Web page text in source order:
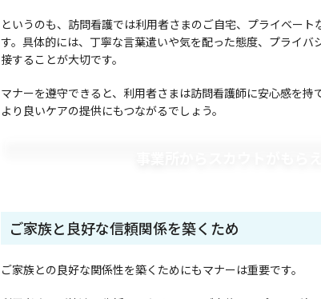
というのも、訪問看護では利用者さまのご自宅、プライベート
す。具体的には、丁寧な言葉遣いや気を配った態度、プライバ
接することが大切です。
マナーを遵守できると、利用者さまは訪問看護師に安心感を持
より良いケアの提供にもつながるでしょう。
ご家族と良好な信頼関係を築くため
ご家族との良好な関係性を築くためにもマナーは重要です。